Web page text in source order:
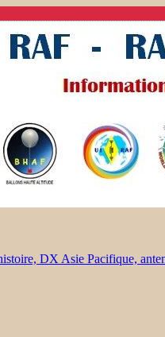
DX Asie Pacifique,